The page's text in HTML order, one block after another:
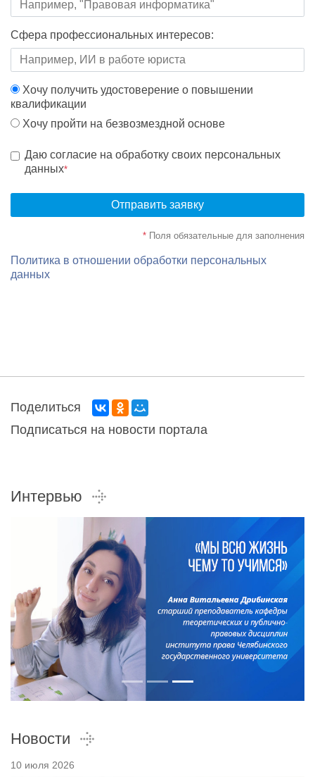
Сфера профессиональных интересов:
Хочу получить удостоверение о повышении
квалификации
Хочу пройти на безвозмездной основе
Даю согласие на обработку своих персональных
данных*
Отправить заявку
* Поля обязательные для заполнения
Политика в отношении обработки персональных
данных
Поделиться
Подписаться на новости портала
Интервью
Новости
10 июля 2026